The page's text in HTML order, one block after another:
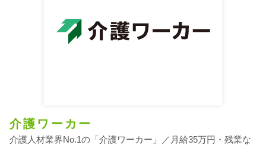
介護ワーカー
介護人材業界No.1の「介護ワーカー」／月給35万円・残業な